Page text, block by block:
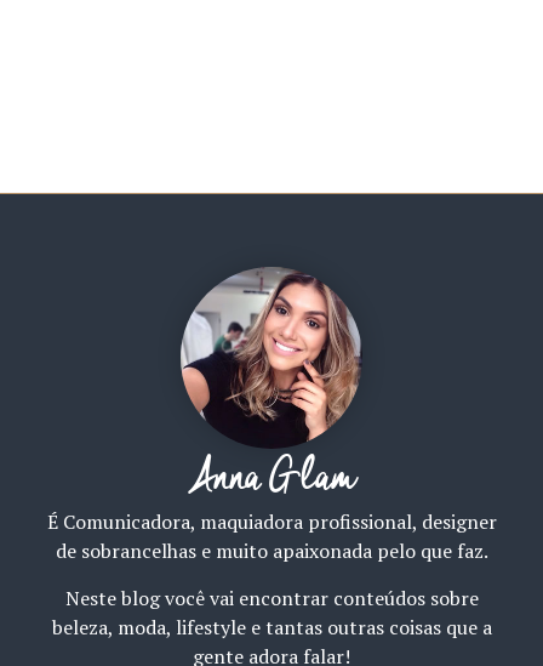
Anna Glam
É Comunicadora, maquiadora profissional, designer
de sobrancelhas e muito apaixonada pelo que faz.
Neste blog você vai encontrar conteúdos sobre
beleza, moda, lifestyle e tantas outras coisas que a
gente adora falar!